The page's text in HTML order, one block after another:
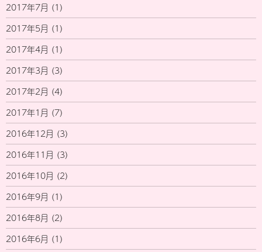
2017年7月 (1)
2017年5月 (1)
2017年4月 (1)
2017年3月 (3)
2017年2月 (4)
2017年1月 (7)
2016年12月 (3)
2016年11月 (3)
2016年10月 (2)
2016年9月 (1)
2016年8月 (2)
2016年6月 (1)